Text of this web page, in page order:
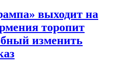
выходит на
торопит
изменить